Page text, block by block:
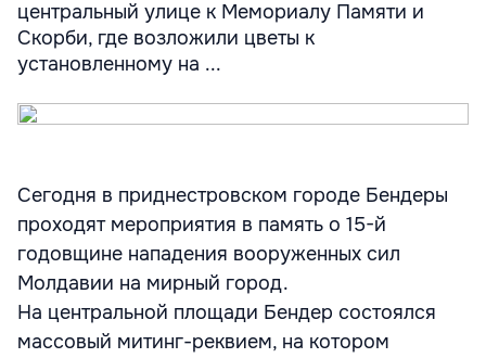
центральный улице к Мемориалу Памяти и
Скорби, где возложили цветы к
установленному на ...
Сегодня в приднестровском городе Бендеры
проходят мероприятия в память о 15-й
годовщине нападения вооруженных сил
Молдавии на мирный город.
На центральной площади Бендер состоялся
массовый митинг-реквием, на котором